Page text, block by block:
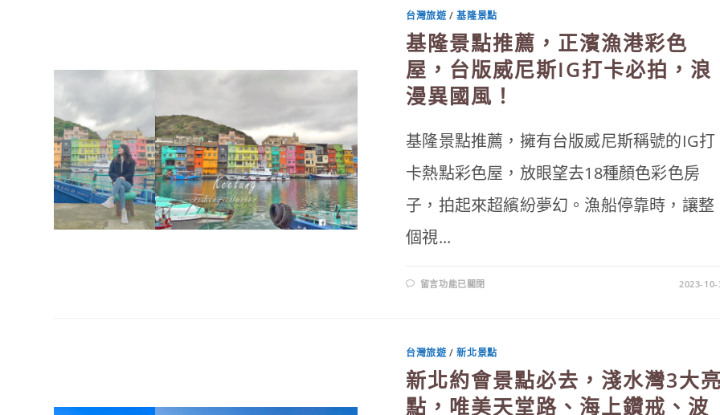
廷
服
免
費
穿！
埔
里
妮
娜
巧
夢
想
堡
3
大
亮
點、
票
優
惠
中
台灣旅遊/基隆景點
基隆景點推薦，正濱漁港彩色
屋，台版威尼斯IG打卡必拍，浪
漫異國風！
基隆景點推薦，擁有台版威尼斯稱號的IG打
卡熱點彩色屋，放眼望去18種顏色彩色房
子，拍起來超繽紛夢幻。漁船停靠時，讓整
個視...
在
〈基
薦，
正
濱
漁
港
彩
色
留言功能已關閉 2023-10-
台灣旅遊/新北景點
新北約會景點必去，淺水灣3大
點，唯美天堂路、海上鑽戒、波